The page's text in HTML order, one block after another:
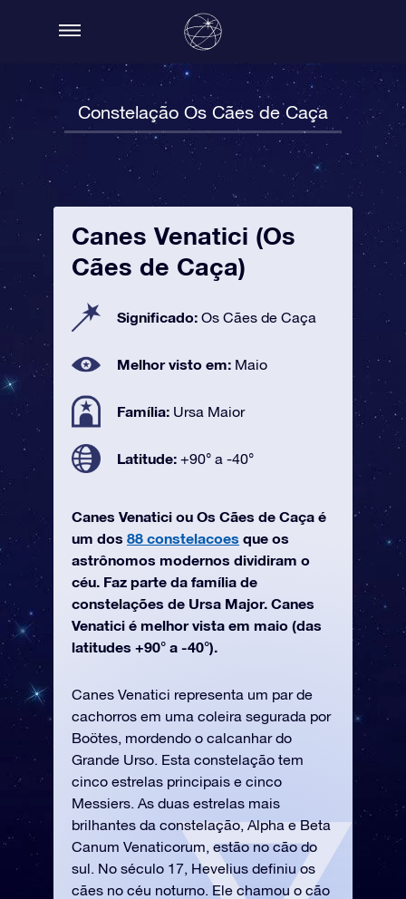
Constelação Os Cães de Caça
Canes Venatici (Os
Cães de Caça)
Significado: Os Cães de Caça
Melhor visto em: Maio
Família: Ursa Maior
Latitude: +90° a -40°
Canes Venatici ou Os Cães de Caça é
um dos 88 constelacoes que os
astrônomos modernos dividiram o
céu. Faz parte da família de
constelações de Ursa Major. Canes
Venatici é melhor vista em maio (das
latitudes +90° a -40°).
Canes Venatici representa um par de
cachorros em uma coleira segurada por
Boötes, mordendo o calcanhar do
Grande Urso. Esta constelação tem
cinco estrelas principais e cinco
Messiers. As duas estrelas mais
brilhantes da constelação, Alpha e Beta
Canum Venaticorum, estão no cão do
sul. No século 17, Hevelius definiu os
cães no céu noturno. Ele chamou o cão